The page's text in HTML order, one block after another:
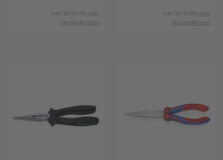
inkl. 20 % USt zzgl.
Versandkosten
inkl. 20 % USt zzgl.
Versandkosten